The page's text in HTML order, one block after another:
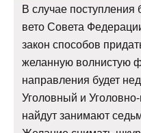
В случае поступления
вето Совета
закон способов
желанную волнистую
направления будет
Уголовный и
найдут занимают